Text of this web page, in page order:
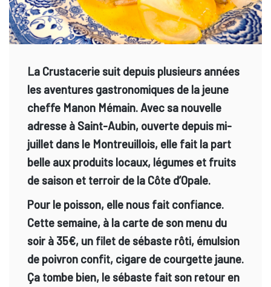
La Crustacerie suit depuis plusieurs années
les aventures gastronomiques de la jeune
cheffe Manon Mémain. Avec sa nouvelle
adresse à Saint-Aubin, ouverte depuis mi-
juillet dans le Montreuillois, elle fait la part
belle aux produits locaux, légumes et fruits
de saison et terroir de la Côte d’Opale.
Pour le poisson, elle nous fait confiance.
Cette semaine, à la carte de son menu du
soir à 35€, un filet de sébaste rôti, émulsion
de poivron confit, cigare de courgette jaune.
Ça tombe bien, le sébaste fait son retour en